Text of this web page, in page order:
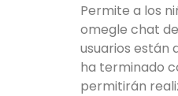
Permite a los
omegle chat
usuarios están
ha terminado
permitirán